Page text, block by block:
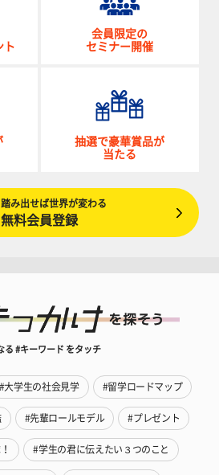
ト
会員限定の
セミナー開催
抽選で豪華賞品が
当たる
み出せば世界が変わる
無料会員登録
る #キーワード をタッチ
#大学生の社会見学 #留学ロードマップ
#先輩ロールモデル #プレゼント
#学生の君に伝えたい３つのこと